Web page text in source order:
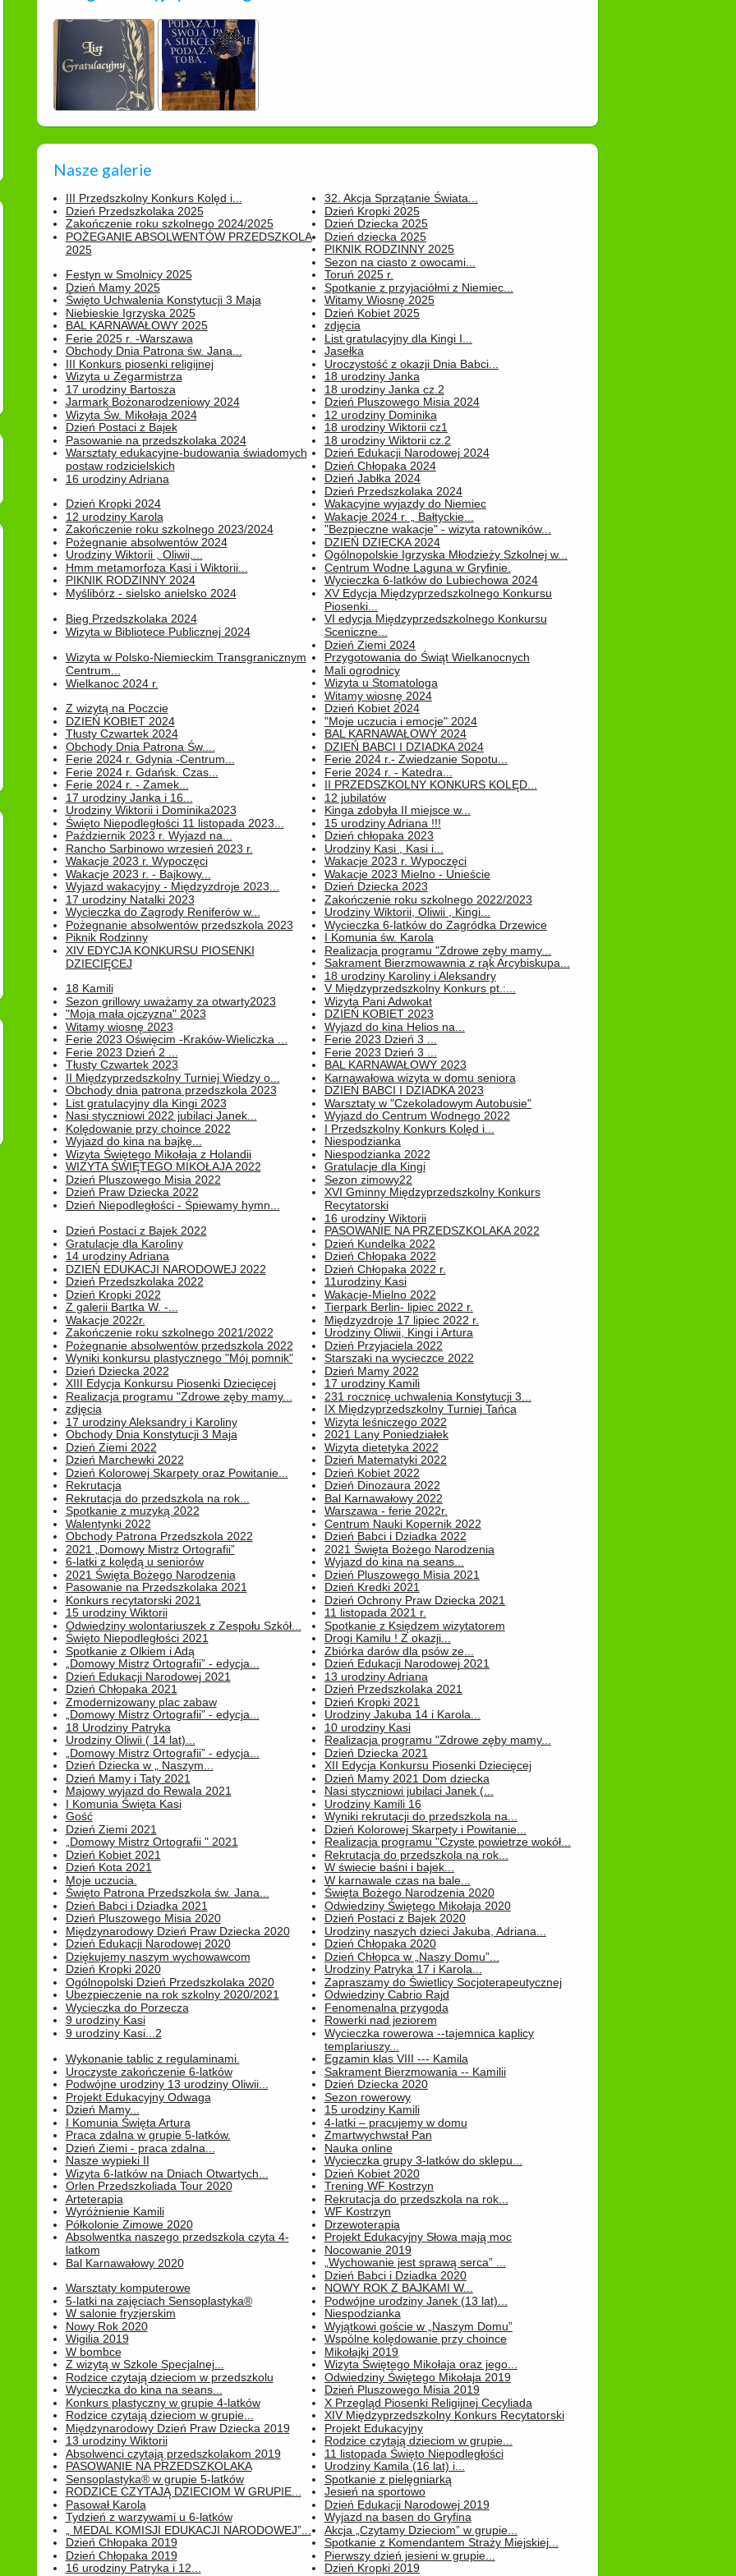
Nasze galerie
III Przedszkolny Konkurs Kolęd i...
Dzień Przedszkolaka 2025
32. Akcja Sprzątanie Świata...
Dzień Kropki 2025
Zakończenie roku szkolnego 2024/2025
POŻEGANIE ABSOLWENTÓW PRZEDSZKOLA
2025
Dzień Dziecka 2025
Dzień dziecka 2025
PIKNIK RODZINNY 2025
Sezon na ciasto z owocami...
Festyn w Smolnicy 2025
Dzień Mamy 2025
Toruń 2025 r.
Spotkanie z przyjaciółmi z Niemiec...
Święto Uchwalenia Konstytucji 3 Maja
Niebieskie Igrzyska 2025
Witamy Wiosnę 2025
Dzień Kobiet 2025
BAL KARNAWAŁOWY 2025
Ferie 2025 r. -Warszawa
zdjęcia
List gratulacyjny dla Kingi I...
Obchody Dnia Patrona św. Jana...
III Konkurs piosenki religijnej
Jasełka
Uroczystość z okazji Dnia Babci...
Wizyta u Zegarmistrza
17 urodziny Bartosza
18 urodziny Janka
18 urodziny Janka cz.2
Jarmark Bożonarodzeniowy 2024
Wizyta Św. Mikołaja 2024
Dzień Pluszowego Misia 2024
12 urodziny Dominika
Dzień Postaci z Bajek
Pasowanie na przedszkolaka 2024
18 urodziny Wiktorii cz1
18 urodziny Wiktorii cz.2
Warsztaty edukacyjne-budowania świadomych
postaw rodzicielskich
16 urodziny Adriana
Dzień Edukacji Narodowej 2024
Dzień Chłopaka 2024
Dzień Jabłka 2024
Dzień Przedszkolaka 2024
Dzień Kropki 2024
12 urodziny Karola
Wakacyjne wyjazdy do Niemiec
Wakacje 2024 r. „ Bałtyckie...
Zakończenie roku szkolnego 2023/2024
Pożegnanie absolwentów 2024
"Bezpieczne wakacje" - wizyta ratowników...
DZIEŃ DZIECKA 2024
Urodziny Wiktorii , Oliwii,...
Hmm metamorfoza Kasi i Wiktorii...
Ogólnopolskie Igrzyska Młodzieży Szkolnej w...
Centrum Wodne Laguna w Gryfinie.
PIKNIK RODZINNY 2024
Myślibórz - sielsko anielsko 2024
Wycieczka 6-latków do Lubiechowa 2024
XV Edycja Międzyprzedszkolnego Konkursu
Piosenki...
Bieg Przedszkolaka 2024
Wizyta w Bibliotece Publicznej 2024
VI edycja Międzyprzedszkolnego Konkursu
Sceniczne...
Dzień Ziemi 2024
Wizyta w Polsko-Niemieckim Transgranicznym
Centrum...
Wielkanoc 2024 r.
Przygotowania do Świąt Wielkanocnych
Mali ogrodnicy
Wizyta u Stomatologa
Witamy wiosnę 2024
Z wizytą na Poczcie
DZIEŃ KOBIET 2024
Dzień Kobiet 2024
"Moje uczucia i emocje" 2024
Tłusty Czwartek 2024
Obchody Dnia Patrona Św....
BAL KARNAWAŁOWY 2024
DZIEŃ BABCI I DZIADKA 2024
Ferie 2024 r. Gdynia -Centrum...
Ferie 2024 r. Gdańsk. Czas...
Ferie 2024 r.- Zwiedzanie Sopotu...
Ferie 2024 r. - Katedra...
Ferie 2024 r. - Zamek...
17 urodziny Janka i 16...
II PRZEDSZKOLNY KONKURS KOLĘD...
12 jubilatów
Urodziny Wiktorii i Dominika2023
Święto Niepodległości 11 listopada 2023...
Kinga zdobyła II miejsce w...
15 urodziny Adriana !!!
Październik 2023 r. Wyjazd na...
Rancho Sarbinowo wrzesień 2023 r.
Dzień chłopaka 2023
Urodziny Kasi , Kasi i...
Wakacje 2023 r. Wypoczęci
Wakacje 2023 r. - Bajkowy...
Wakacje 2023 r. Wypoczęci
Wakacje 2023 Mielno - Unieście
Wyjazd wakacyjny - Międzyzdroje 2023...
17 urodziny Natalki 2023
Dzień Dziecka 2023
Zakończenie roku szkolnego 2022/2023
Wycieczka do Zagrody Reniferów w...
Pożegnanie absolwentów przedszkola 2023
Urodziny Wiktorii, Oliwii , Kingi...
Wycieczka 6-latków do Zagródka Drzewice
Piknik Rodzinny
XIV EDYCJA KONKURSU PIOSENKI
DZIECIĘCEJ
I Komunia św. Karola
Realizacja programu "Zdrowe zęby mamy...
Sakrament Bierzmowawnia z rąk Arcybiskupa...
18 urodziny Karoliny i Aleksandry
18 Kamili
Sezon grillowy uważamy za otwarty2023
V Międzyprzedszkolny Konkurs pt.:...
Wizyta Pani Adwokat
"Moja mała ojczyzna" 2023
Witamy wiosnę 2023
DZIEŃ KOBIET 2023
Wyjazd do kina Helios na...
Ferie 2023 Oświęcim -Kraków-Wieliczka ...
Ferie 2023 Dzień 2 ...
Ferie 2023 Dzień 3 ...
Ferie 2023 Dzień 3 ...
Tłusty Czwartek 2023
II Międzyprzedszkolny Turniej Wiedzy o...
BAL KARNAWAŁOWY 2023
Karnawałowa wizyta w domu seniora
Obchody dnia patrona przedszkola 2023
List gratulacyjny dla Kingi 2023
DZIEŃ BABCI I DZIADKA 2023
Warsztaty w "Czekoladowym Autobusie"
Nasi styczniowi 2022 jubilaci Janek...
Kolędowanie przy choince 2022
Wyjazd do Centrum Wodnego 2022
I Przedszkolny Konkurs Kolęd i...
Wyjazd do kina na bajkę...
Wizyta Świętego Mikołaja z Holandii
Niespodzianka
Niespodzianka 2022
WIZYTA ŚWIĘTEGO MIKOŁAJA 2022
Dzień Pluszowego Misia 2022
Gratulacje dla Kingi
Sezon zimowy22
Dzień Praw Dziecka 2022
Dzień Niepodległości - Śpiewamy hymn...
XVI Gminny Międzyprzedszkolny Konkurs
Recytatorski
16 urodziny Wiktorii
Dzień Postaci z Bajek 2022
Gratulacje dla Karoliny
PASOWANIE NA PRZEDSZKOLAKA 2022
Dzień Kundelka 2022
14 urodziny Adriana
DZIEŃ EDUKACJI NARODOWEJ 2022
Dzień Chłopaka 2022
Dzień Chłopaka 2022 r.
Dzień Przedszkolaka 2022
Dzień Kropki 2022
11urodziny Kasi
Wakacje-Mielno 2022
Z galerii Bartka W. -...
Wakacje 2022r.
Tierpark Berlin- lipiec 2022 r.
Międzyzdroje 17 lipiec 2022 r.
Zakończenie roku szkolnego 2021/2022
Pożegnanie absolwentów przedszkola 2022
Urodziny Oliwii, Kingi i Artura
Dzień Przyjaciela 2022
Wyniki konkursu plastycznego "Mój pomnik"
Dzień Dziecka 2022
Starszaki na wycieczce 2022
Dzień Mamy 2022
XIII Edycja Konkursu Piosenki Dziecięcej
Realizacja programu "Zdrowe zęby mamy...
17 urodziny Kamili
231 rocznicę uchwalenia Konstytucji 3...
zdjęcia
17 urodziny Aleksandry i Karoliny
IX Międzyprzedszkolny Turniej Tańca
Wizyta leśniczego 2022
Obchody Dnia Konstytucji 3 Maja
Dzień Ziemi 2022
2021 Lany Poniedziałek
Wizyta dietetyka 2022
Dzień Marchewki 2022
Dzień Kolorowej Skarpety oraz Powitanie...
Dzień Matematyki 2022
Dzień Kobiet 2022
Rekrutacja
Rekrutacja do przedszkola na rok...
Dzień Dinozaura 2022
Bal Karnawałowy 2022
Spotkanie z muzyką 2022
Walentynki 2022
Warszawa - ferie 2022r.
Centrum Nauki Kopernik 2022
Obchody Patrona Przedszkola 2022
2021 „Domowy Mistrz Ortografii”
Dzień Babci i Dziadka 2022
2021 Święta Bożego Narodzenia
6-latki z kolędą u seniorów
2021 Święta Bożego Narodzenia
Wyjazd do kina na seans...
Dzień Pluszowego Misia 2021
Pasowanie na Przedszkolaka 2021
Konkurs recytatorski 2021
Dzień Kredki 2021
Dzień Ochrony Praw Dziecka 2021
15 urodziny Wiktorii
Odwiedziny wolontariuszek z Zespołu Szkół...
11 listopada 2021 r.
Spotkanie z Księdzem wizytatorem
Święto Niepodległości 2021
Spotkanie z Olkiem i Adą
Drogi Kamilu ! Z okazji...
Zbiórka darów dla psów ze...
„Domowy Mistrz Ortografii” - edycja...
Dzień Edukacji Narodowej 2021
Dzień Edukacji Narodowej 2021
13 urodziny Adriana
Dzień Chłopaka 2021
Zmodernizowany plac zabaw
Dzień Przedszkolaka 2021
Dzień Kropki 2021
„Domowy Mistrz Ortografii” - edycja...
18 Urodziny Patryka
Urodziny Jakuba 14 i Karola...
10 urodziny Kasi
Urodziny Oliwii ( 14 lat)...
„Domowy Mistrz Ortografii” - edycja...
Realizacja programu "Zdrowe zęby mamy...
Dzień Dziecka 2021
Dzień Dziecka w „ Naszym...
Dzień Mamy i Taty 2021
XII Edycja Konkursu Piosenki Dziecięcej
Dzień Mamy 2021 Dom dziecka
Majowy wyjazd do Rewala 2021
I Komunia Święta Kasi
Nasi styczniowi jubilaci Janek (...
Urodziny Kamili 16
Gość
Dzień Ziemi 2021
Wyniki rekrutacji do przedszkola na...
Dzień Kolorowej Skarpety i Powitanie...
„Domowy Mistrz Ortografii " 2021
Dzień Kobiet 2021
Realizacja programu "Czyste powietrze wokół...
Rekrutacja do przedszkola na rok...
Dzień Kota 2021
Moje uczucia.
W świecie baśni i bajek...
W karnawale czas na bale...
Święto Patrona Przedszkola św. Jana...
Dzień Babci i Dziadka 2021
Święta Bożego Narodzenia 2020
Odwiedziny Świętego Mikołaja 2020
Dzień Pluszowego Misia 2020
Międzynarodowy Dzień Praw Dziecka 2020
Dzień Postaci z Bajek 2020
Urodziny naszych dzieci Jakuba, Adriana...
Dzień Edukacji Narodowej 2020
Dziękujemy naszym wychowawcom
Dzień Chłopaka 2020
Dzień Chłopca w „Naszy Domu”...
Dzień Kropki 2020
Ogólnopolski Dzień Przedszkolaka 2020
Urodziny Patryka 17 i Karola...
Zapraszamy do Świetlicy Socjoterapeutycznej
Ubezpieczenie na rok szkolny 2020/2021
Wycieczka do Porzecza
Odwiedziny Cabrio Rajd
Fenomenalna przygoda
9 urodziny Kasi
9 urodziny Kasi...2
Rowerki nad jeziorem
Wycieczka rowerowa --tajemnica kaplicy
templariuszy...
Wykonanie tablic z regulaminami.
Uroczyste zakończenie 6-latków
Egzamin klas VIII --- Kamila
Sakrament Bierzmowania -- Kamilii
Podwójne urodziny 13 urodziny Oliwii...
Projekt Edukacyjny Odwaga
Dzień Dziecka 2020
Sezon rowerowy
Dzień Mamy...
I Komunia Święta Artura
15 urodziny Kamili
4-latki – pracujemy w domu
Praca zdalna w grupie 5-latków.
Dzień Ziemi - praca zdalna...
Zmartwychwstał Pan
Nauka online
Nasze wypieki II
Wizyta 6-latków na Dniach Otwartych...
Wycieczka grupy 3-latków do sklepu...
Dzień Kobiet 2020
Orlen Przedszkoliada Tour 2020
Arteterapia
Trening WF Kostrzyn
Rekrutacja do przedszkola na rok...
Wyróżnienie Kamili
Półkolonie Zimowe 2020
WF Kostrzyn
Drzewoterapia
Absolwentka naszego przedszkola czyta 4-
latkom
Bal Karnawałowy 2020
Projekt Edukacyjny Słowa mają moc
Nocowanie 2019
„Wychowanie jest sprawą serca” ...
Dzień Babci i Dziadka 2020
Warsztaty komputerowe
5-latki na zajęciach Sensoplastyka®
NOWY ROK Z BAJKAMI W...
Podwójne urodziny Janek (13 lat)...
W salonie fryzjerskim
Nowy Rok 2020
Niespodzianka
Wyjątkowi goście w „Naszym Domu”
Wigilia 2019
W bombce
Wspólne kolędowanie przy choince
Mikołajki 2019
Z wizytą w Szkole Specjalnej...
Rodzice czytają dzieciom w przedszkolu
Wizyta Świętego Mikołaja oraz jego...
Odwiedziny Świętego Mikołaja 2019
Wycieczka do kina na seans...
Konkurs plastyczny w grupie 4-latków
Dzień Pluszowego Misia 2019
X Przegląd Piosenki Religijnej Cecyliada
Rodzice czytają dzieciom w grupie...
Międzynarodowy Dzień Praw Dziecka 2019
XIV Międzyprzedszkolny Konkurs Recytatorski
Projekt Edukacyjny
13 urodziny Wiktorii
Absolwenci czytają przedszkolakom 2019
Rodzice czytają dzieciom w grupie...
11 listopada Święto Niepodległości
PASOWANIE NA PRZEDSZKOLAKA
Sensoplastyka® w grupie 5-latków
Urodziny Kamila (16 lat) i...
Spotkanie z pielęgniarką
RODZICE CZYTAJĄ DZIECIOM W GRUPIE...
Pasował Karola
Jesień na sportowo
Dzień Edukacji Narodowej 2019
Tydzień z warzywami u 6-latków
„ MEDAL KOMISJI EDUKACJI NARODOWEJ”...
Wyjazd na basen do Gryfina
Akcja „Czytamy Dzieciom” w grupie...
Dzień Chłopaka 2019
Dzień Chłopaka 2019
Spotkanie z Komendantem Straży Miejskiej...
Pierwszy dzień jesieni w grupie...
16 urodziny Patryka i 12...
Dzień Kropki 2019